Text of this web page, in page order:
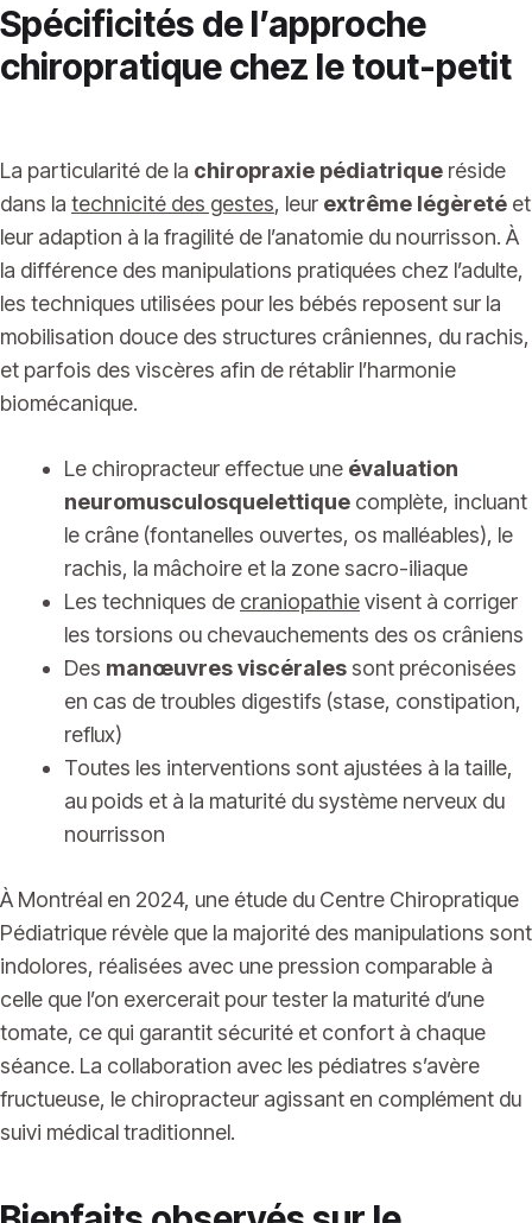
Spécificités de l’approche
chiropratique chez le tout-petit
La particularité de la chiropraxie pédiatrique réside
dans la technicité des gestes, leur extrême légèreté et
leur adaption à la fragilité de l’anatomie du nourrisson. À
la différence des manipulations pratiquées chez l’adulte,
les techniques utilisées pour les bébés reposent sur la
mobilisation douce des structures crâniennes, du rachis,
et parfois des viscères afin de rétablir l’harmonie
biomécanique.
Le chiropracteur effectue une évaluation
neuromusculosquelettique complète, incluant
le crâne (fontanelles ouvertes, os malléables), le
rachis, la mâchoire et la zone sacro-iliaque
Les techniques de craniopathievisent à corriger
les torsions ou chevauchements des os crâniens
Des manœuvres viscérales sont préconisées
en cas de troubles digestifs (stase, constipation,
reflux)
Toutes les interventions sont ajustées à la taille,
au poids et à la maturité du système nerveux du
nourrisson
À Montréal en 2024, une étude du Centre Chiropratique
Pédiatrique révèle que la majorité des manipulations sont
indolores, réalisées avec une pression comparable à
celle que l’on exercerait pour tester la maturité d’une
tomate, ce qui garantit sécurité et confort à chaque
séance. La collaboration avec les pédiatres s’avère
fructueuse, le chiropracteur agissant en complément du
suivi médical traditionnel.